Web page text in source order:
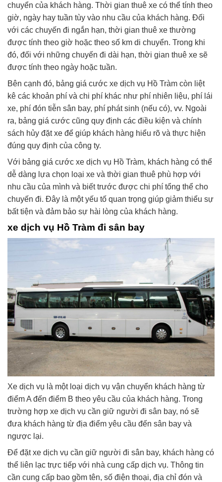
chuyển của khách hàng. Thời gian thuê xe có thể tính theo
giờ, ngày hay tuần tùy vào nhu cầu của khách hàng. Đối
với các chuyến đi ngắn hạn, thời gian thuê xe thường
được tính theo giờ hoặc theo số km di chuyển. Trong khi
đó, đối với những chuyến đi dài hạn, thời gian thuê xe sẽ
được tính theo ngày hoặc tuần.
Bên cạnh đó, bảng giá cước xe dịch vụ Hồ Tràm còn liệt
kê các khoản phí và chi phí khác như phí nhiên liệu, phí lái
xe, phí đón tiễn sân bay, phí phát sinh (nếu có), vv. Ngoài
ra, bảng giá cước cũng quy định các điều kiện và chính
sách hủy đặt xe để giúp khách hàng hiểu rõ và thực hiện
đúng quy định của công ty.
Với bảng giá cước xe dịch vụ Hồ Tràm, khách hàng có thể
dễ dàng lựa chọn loại xe và thời gian thuê phù hợp với
nhu cầu của mình và biết trước được chi phí tổng thể cho
chuyến đi. Đây là một yếu tố quan trọng giúp giảm thiểu sự
bất tiện và đảm bảo sự hài lòng của khách hàng.
xe dịch vụ Hồ Tràm đi sân bay
Xe dịch vụ là một loại dịch vụ vận chuyển khách hàng từ
điểm A đến điểm B theo yêu cầu của khách hàng. Trong
trường hợp xe dịch vụ cần giữ người đi sân bay, nó sẽ
đưa khách hàng từ địa điểm yêu cầu đến sân bay và
ngược lại.
Để đặt xe dịch vụ cần giữ người đi sân bay, khách hàng có
thể liên lạc trực tiếp với nhà cung cấp dịch vụ. Thông tin
cần cung cấp bao gồm tên, số điện thoại, địa chỉ đón và